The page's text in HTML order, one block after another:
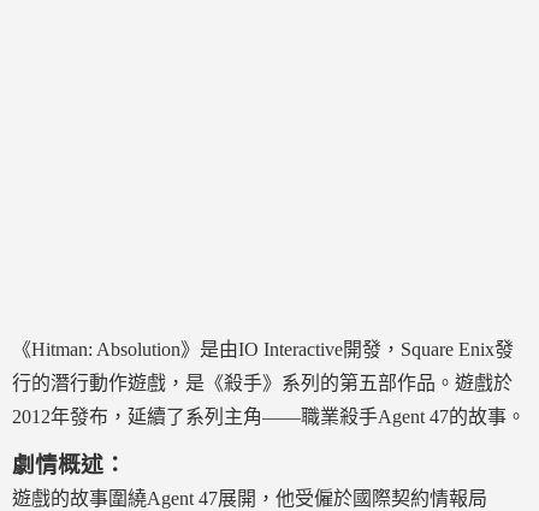
《Hitman: Absolution》是由IO Interactive開發，Square Enix發
行的潛行動作遊戲，是《殺手》系列的第五部作品。遊戲於
2012年發布，延續了系列主角——職業殺手Agent 47的故事。
劇情概述：
遊戲的故事圍繞Agent 47展開，他受僱於國際契約情報局